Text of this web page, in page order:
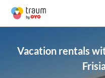
Vacation rentals